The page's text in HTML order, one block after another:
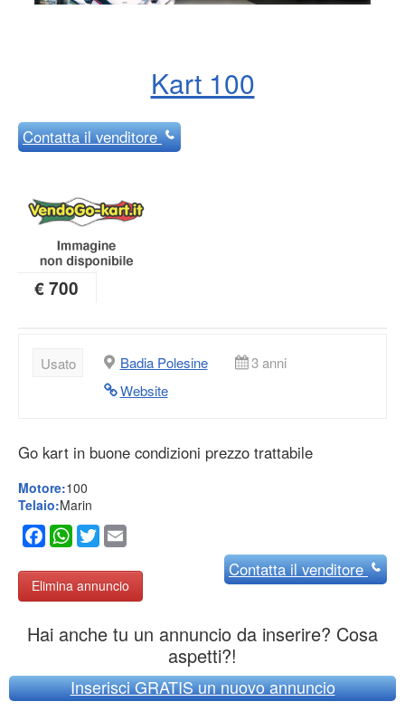
Kart 100
Contattail venditore
€ 700
Usato Badia Polesine
3 anni
Website
Go kart in buone condizioni prezzo trattabile
Motore:100
Telaio:Marin
Facebook
WhatsApp
Twitter
Elimina annuncio
Contattail venditore
Hai anche tu un annuncio da inserire? Cosa
aspetti?!
Inserisci GRATIS un nuovo annuncio